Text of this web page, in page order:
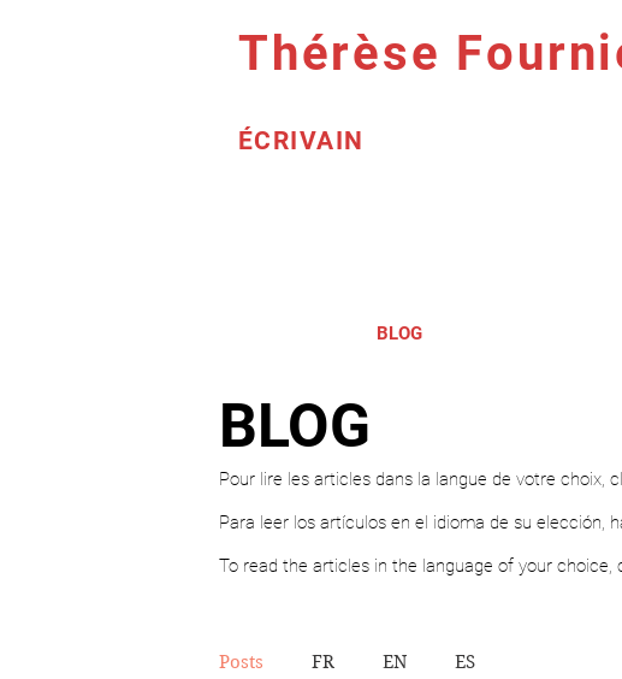
Thérèse
ÉCRIVAIN
BLOG
BLOG
Pour lire les articles dans la langue de votre choix,
Para leer los artículos en el idioma de su elección,
To read the articles in the language of your choice,
Posts FR EN ES